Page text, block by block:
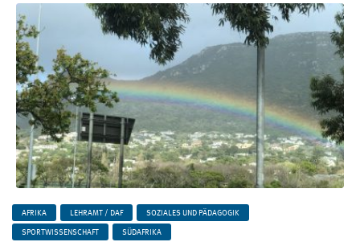
AFRIKA LEHRAMT / DAF SOZIALES UND PÄDAGOGIK
SPORTWISSENSCHAFT SÜDAFRIKA